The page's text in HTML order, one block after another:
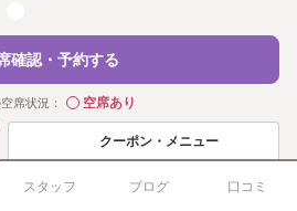
確認・予約する
席状況： ◯空席あり
クーポン・メニュー
スタッフ ブログ 口コミ